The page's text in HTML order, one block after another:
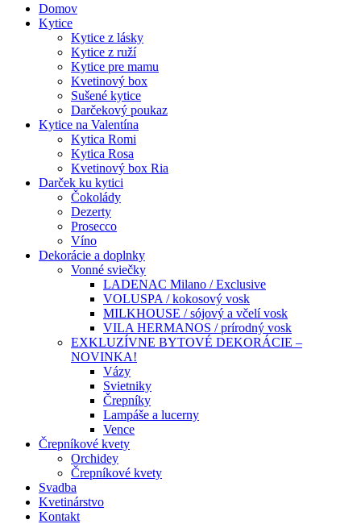
Domov
Kytice
Kytice z lásky
Kytice z ruží
Kytice pre mamu
Kvetinový box
Sušené kytice
Darčekový poukaz
Kytice na Valentína
Kytica Romi
Kytica Rosa
Kvetinový box Ria
Darček ku kytici
Čokolády
Dezerty
Prosecco
Víno
Dekorácie a doplnky
Vonné sviečky
LADENAC Milano / Exclusive
VOLUSPA / kokosový vosk
MILKHOUSE / sójový a včelí vosk
VILA HERMANOS / prírodný vosk
EXKLUZÍVNE BYTOVÉ DEKORÁCIE –
NOVINKA!
Vázy
Svietniky
Črepníky
Lampáše a lucerny
Vence
Črepníkové kvety
Orchidey
Črepníkové kvety
Svadba
Kvetinárstvo
Kontakt